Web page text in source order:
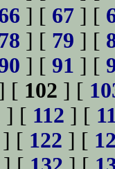
] [ 67 ] [
] [ 79 ] [
] [ 91 ] [
[ 102 ] [
] [ 112 ] [
] [ 122 ] [